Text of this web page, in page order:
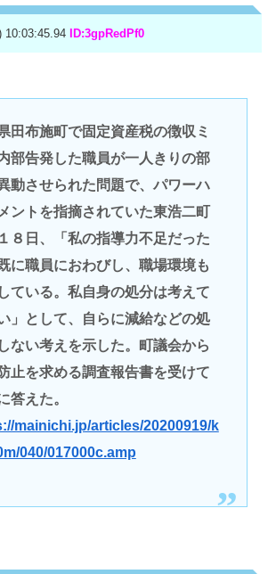
10:03:45.94 ID:3gpRedPf0
田布施町で固定資産税の徴収ミ
部告発した職員が一人きりの部
動させられた問題で、パワーハ
ントを指摘されていた東浩二町
８日、「私の指導力不足だった
に職員におわびし、職場環境も
ている。私自身の処分は考えて
」として、自らに減給などの処
ない考えを示した。町議会から
止を求める調査報告書を受けて
答えた。
mainichi.jp/articles/20200919/k
040/017000c.amp